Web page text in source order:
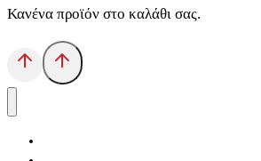
Κανένα προϊόν στο καλάθι σας.